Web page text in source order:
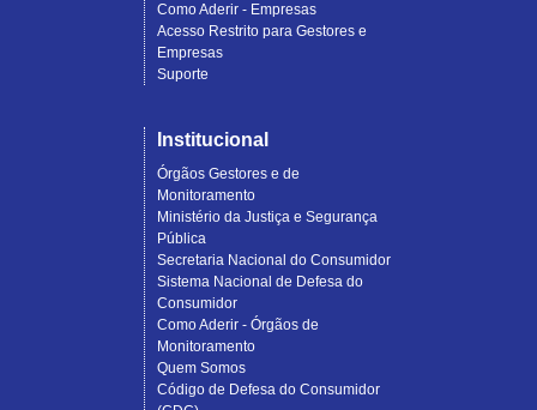
Como Aderir - Empresas
Acesso Restrito para Gestores e
Empresas
Suporte
Institucional
Órgãos Gestores e de
Monitoramento
Ministério da Justiça e Segurança
Pública
Secretaria Nacional do Consumidor
Sistema Nacional de Defesa do
Consumidor
Como Aderir - Órgãos de
Monitoramento
Quem Somos
Código de Defesa do Consumidor